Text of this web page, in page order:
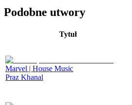
Podobne utwory
Tytuł
Marvel | House Music
Praz Khanal